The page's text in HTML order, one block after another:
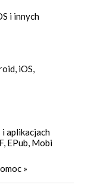
i innych
iOS,
aplikacjach
EPub, Mobi
»